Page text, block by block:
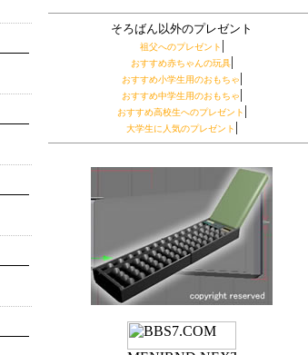
そろばん以外のプレゼント
祖父へのプレゼント |
おすすめ赤ちゃんの玩具|
おすすめ小学生用のおもちゃ|
おすすめ中学生用のおもちゃ|
おすすめ高校生へのプレゼント |
大学生に人気のプレゼント |